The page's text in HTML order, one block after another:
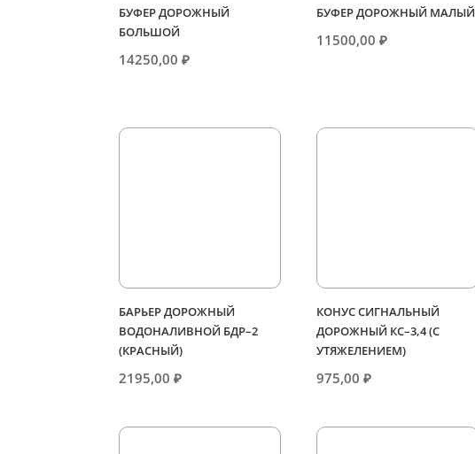
БУФЕР ДОРОЖНЫЙ
БОЛЬШОЙ
14250,00₽
БУФЕР ДОРОЖНЫЙ МАЛЫЙ
11500,00₽
БАРЬЕР ДОРОЖНЫЙ
ВОДОНАЛИВНОЙ БДР–2
(КРАСНЫЙ)
2195,00₽
КОНУС СИГНАЛЬНЫЙ
ДОРОЖНЫЙ КС–3,4 (С
УТЯЖЕЛЕНИЕМ)
975,00₽